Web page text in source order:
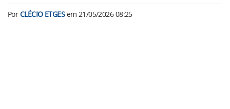
PorCLÉCIO ETGESem 21/05/2026 08:25